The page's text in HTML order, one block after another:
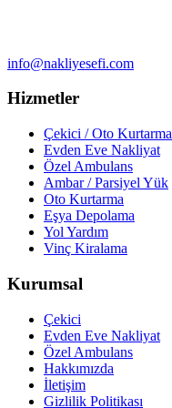
info@nakliyesefi.com
Hizmetler
Çekici / Oto Kurtarma
Evden Eve Nakliyat
Özel Ambulans
Ambar / Parsiyel Yük
Oto Kurtarma
Eşya Depolama
Yol Yardım
Vinç Kiralama
Kurumsal
Çekici
Evden Eve Nakliyat
Özel Ambulans
Hakkımızda
İletişim
Gizlilik Politikası